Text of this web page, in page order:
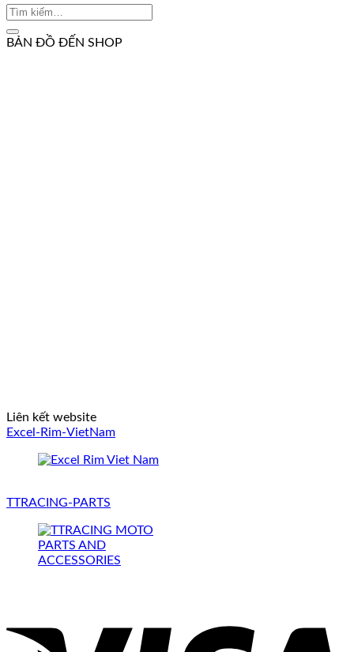
BẢN ĐỒ ĐẾN SHOP
Liên kết website
Excel-Rim-VietNam
TTRACING-PARTS